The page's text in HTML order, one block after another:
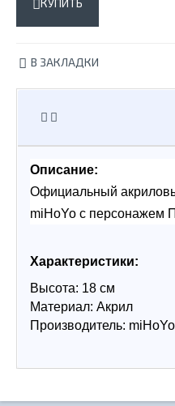
КУПИТЬ
В ЗАКЛАДКИ
Описание:
Официальный
miHoYo с персонажем
Характеристики:
Высота: 18 см
Материал: Акрил
Производитель: miHoYo